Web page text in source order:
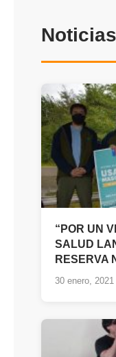
“POR UN
SALUD
RESERVA
30 enero, 2021